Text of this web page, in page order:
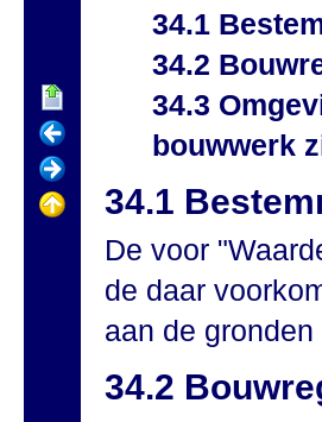
34.1
34.2
34.3
bouwwerk
34.1
De voor
de daar
aan de
34.2